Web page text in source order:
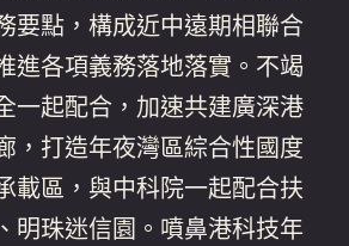
要點，構成近中遠期相聯合
進各項義務落地落實。不竭
一起配合，加速共建廣深港
，打造年夜灣區綜合性國度
載區，與中科院一起配合扶
明珠迷信園。噴鼻港科技年